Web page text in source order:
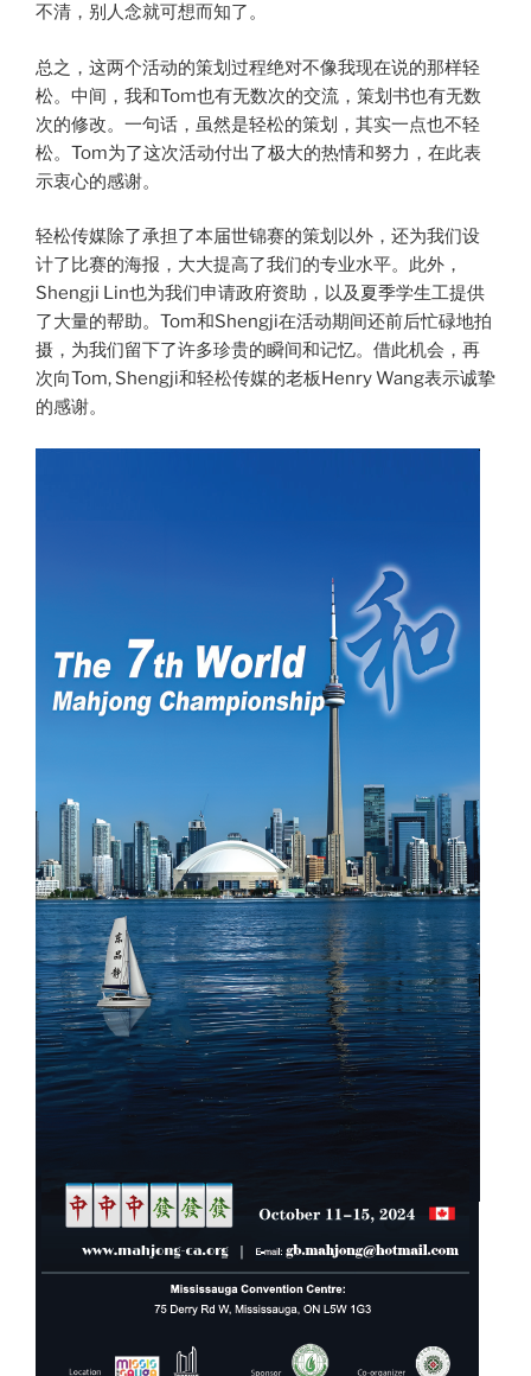
不清，别人念就可想而知了。
总之，这两个活动的策划过程绝对不像我现在说的那样轻
松。中间，我和Tom也有无数次的交流，策划书也有无数
次的修改。一句话，虽然是轻松的策划，其实一点也不轻
松。Tom为了这次活动付出了极大的热情和努力，在此表
示衷心的感谢。
轻松传媒除了承担了本届世锦赛的策划以外，还为我们设
计了比赛的海报，大大提高了我们的专业水平。此外，
Shengji Lin也为我们申请政府资助，以及夏季学生工提供
了大量的帮助。Tom和Shengji在活动期间还前后忙碌地拍
摄，为我们留下了许多珍贵的瞬间和记忆。借此机会，再
次向Tom, Shengji和轻松传媒的老板Henry Wang表示诚挚
的感谢。